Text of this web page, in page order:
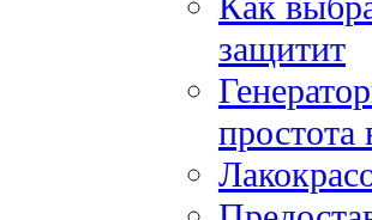
защитит
простота